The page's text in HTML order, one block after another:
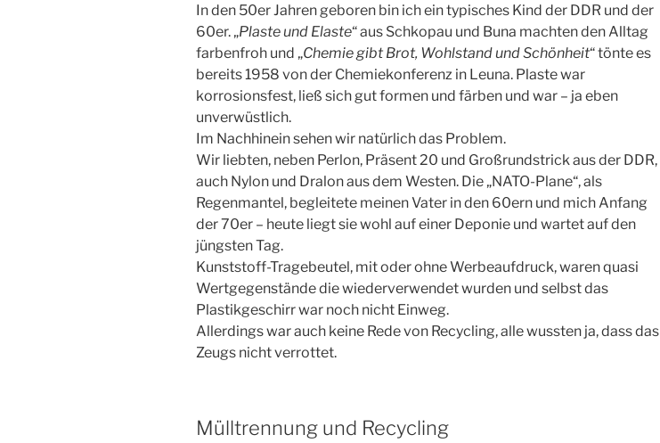
In den 50er Jahren geboren bin ich ein typisches Kind der DDR und der
60er. „Plaste und Elaste“ aus Schkopau und Buna machten den Alltag
farbenfroh und „Chemie gibt Brot, Wohlstand und Schönheit“ tönte es
bereits 1958 von der Chemiekonferenz in Leuna. Plaste war
korrosionsfest, ließ sich gut formen und färben und war – ja eben
unverwüstlich.
Im Nachhinein sehen wir natürlich das Problem.
Wir liebten, neben Perlon, Präsent 20 und Großrundstrick aus der DDR,
auch Nylon und Dralon aus dem Westen. Die „NATO-Plane“, als
Regenmantel, begleitete meinen Vater in den 60ern und mich Anfang
der 70er – heute liegt sie wohl auf einer Deponie und wartet auf den
jüngsten Tag.
Kunststoff-Tragebeutel, mit oder ohne Werbeaufdruck, waren quasi
Wertgegenstände die wiederverwendet wurden und selbst das
Plastikgeschirr war noch nicht Einweg.
Allerdings war auch keine Rede von Recycling, alle wussten ja, dass das
Zeugs nicht verrottet.
Mülltrennung und Recycling